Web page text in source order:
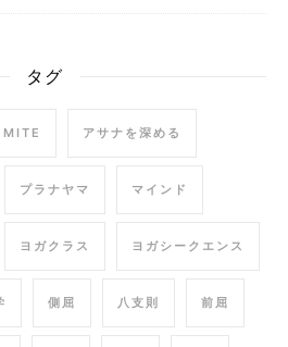
タグ
アサナを深める
プラナヤマ マインド
ヨガクラス ヨガシークエンス
側屈 八支則 前屈